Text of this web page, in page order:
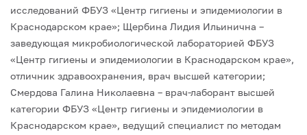
исследований ФБУЗ «Центр гигиены и эпидемиологии в
Краснодарском крае»; Щербина Лидия Ильинична –
заведующая микробиологической лабораторией ФБУЗ
«Центр гигиены и эпидемиологии в Краснодарском крае»,
отличник здравоохранения, врач высшей категории;
Смердова Галина Николаевна – врач-лаборант высшей
категории ФБУЗ «Центр гигиены и эпидемиологии в
Краснодарском крае», ведущий специалист по методам